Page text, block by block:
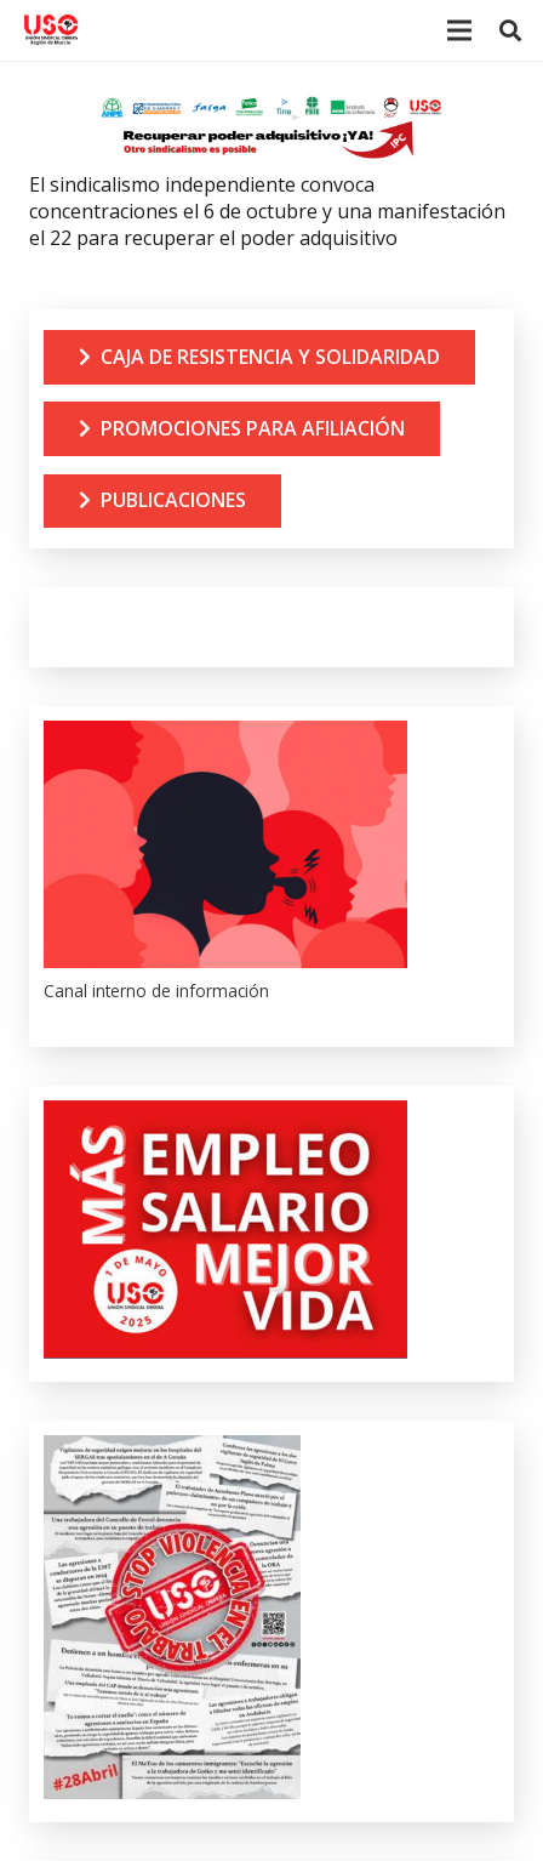
El sindicalismo independiente convoca
concentraciones el 6 de octubre y una manifestación
el 22 para recuperar el poder adquisitivo
CAJA DE RESISTENCIA Y SOLIDARIDAD
PROMOCIONES PARA AFILIACIÓN
PUBLICACIONES
Canal interno de información